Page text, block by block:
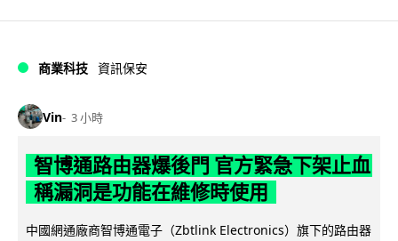
商業科技 資訊保安
Vin 3 小時
智博通路由器爆後門 官方緊急下架止血
稱漏洞是功能在維修時使用
中國網通廠商智博通電子（Zbtlink Electronics）旗下的路由器